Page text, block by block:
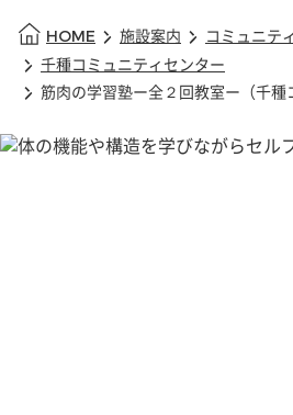
HOME 施設案内
コミュニテ
千種コミュニティセンター
筋肉の学習塾ー全２回教室ー（千種